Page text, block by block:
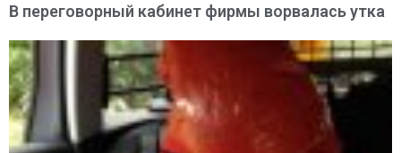
В переговорный кабинет фирмы ворвалась утка